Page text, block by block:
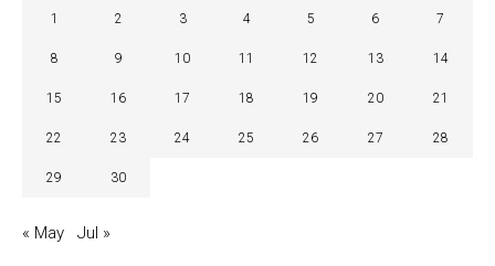
1 2 3 4 5 6 7
8 9 10 11 12 13 14
15 16 17 18 19 20 21
22 23 24 25 26 27 28
29 30
« May Jul »